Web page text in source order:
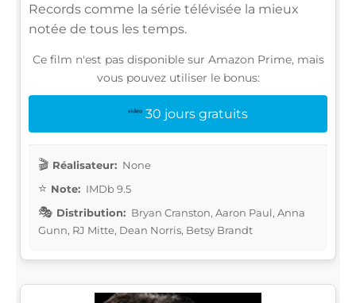
Records comme la série télévisée la mieux
notée de tous les temps.
Ce film n'est pas disponible sur Amazon Prime, mais
vous pouvez utiliser le bonus:
30 jours gratuits
Réalisateur: None
Note: IMDb 9.5
Distribution: Bryan Cranston, Aaron Paul, Anna
Gunn, RJ Mitte, Dean Norris, Betsy Brandt